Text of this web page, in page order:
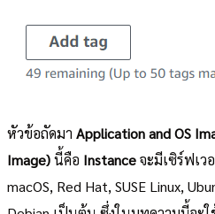
หัวข้อถัดมา Application and OS
Image)นี้คือ Instanceจะมีเซิร์ฟเว
macOS, Red Hat, SUSE Linux,